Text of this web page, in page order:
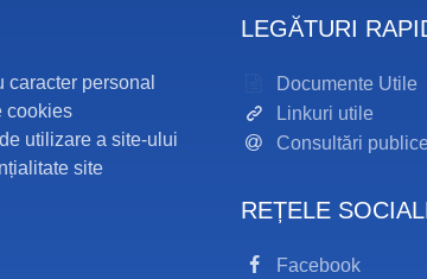
caracter personal
cookies
utilizare a site-ului
site
LEGĂTURI
Documente Utile
Linkuri utile
Consultări publice
REȚELE
Facebook